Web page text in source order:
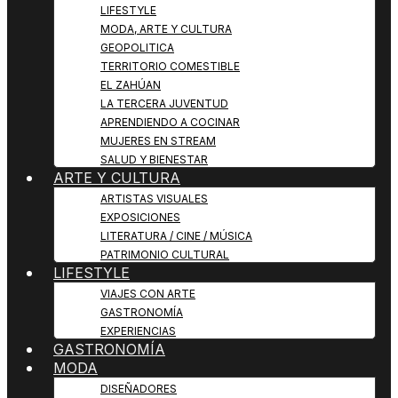
LIFESTYLE
MODA, ARTE Y CULTURA
GEOPOLITICA
TERRITORIO COMESTIBLE
EL ZAHÚAN
LA TERCERA JUVENTUD
APRENDIENDO A COCINAR
MUJERES EN STREAM
SALUD Y BIENESTAR
ARTE Y CULTURA
ARTISTAS VISUALES
EXPOSICIONES
LITERATURA / CINE / MÚSICA
PATRIMONIO CULTURAL
LIFESTYLE
VIAJES CON ARTE
GASTRONOMÍA
EXPERIENCIAS
GASTRONOMÍA
MODA
DISEÑADORES